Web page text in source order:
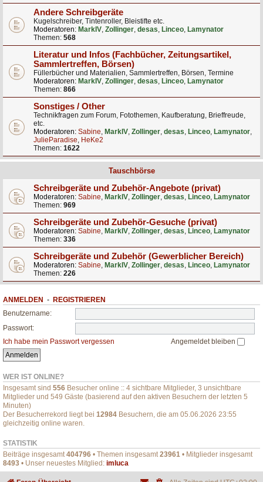
Andere Schreibgeräte
Kugelschreiber, Tintenroller, Bleistifte etc.
Moderatoren: MarkIV, Zollinger, desas, Linceo, Lamynator
Themen: 568
Literatur und Infos (Fachbücher, Zeitungsartikel,
Sammlertreffen, Börsen)
Füllerbücher und Materialien, Sammlertreffen, Börsen, Termine
Moderatoren: MarkIV, Zollinger, desas, Linceo, Lamynator
Themen: 866
Sonstiges / Other
Technikfragen zum Forum, Fotothemen, Kaufberatung, Brieffreude,
etc.
Moderatoren: Sabine, MarkIV, Zollinger, desas, Linceo, Lamynator,
JulieParadise, HeKe2
Themen: 1622
Tauschbörse
Schreibgeräte und Zubehör-Angebote (privat)
Moderatoren: Sabine, MarkIV, Zollinger, desas, Linceo, Lamynator
Themen: 969
Schreibgeräte und Zubehör-Gesuche (privat)
Moderatoren: Sabine, MarkIV, Zollinger, desas, Linceo, Lamynator
Themen: 336
Schreibgeräte und Zubehör (Gewerblicher Bereich)
Moderatoren: Sabine, MarkIV, Zollinger, desas, Linceo, Lamynator
Themen: 226
ANMELDEN • REGISTRIEREN
Benutzername:
Passwort:
Ich habe mein Passwort vergessen
Angemeldet bleiben
WER IST ONLINE?
Insgesamt sind 556 Besucher online :: 4 sichtbare Mitglieder, 3 unsichtbare
Mitglieder und 549 Gäste (basierend auf den aktiven Besuchern der letzten 5
Minuten)
Der Besucherrekord liegt bei 12984 Besuchern, die am 05.06.2026 23:55
gleichzeitig online waren.
STATISTIK
Beiträge insgesamt404796 • Themen insgesamt23961 • Mitglieder insgesamt
8493 • Unser neuestes Mitglied: imluca